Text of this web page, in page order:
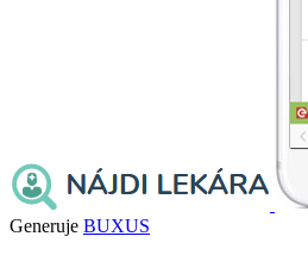
Generuje BUXUS